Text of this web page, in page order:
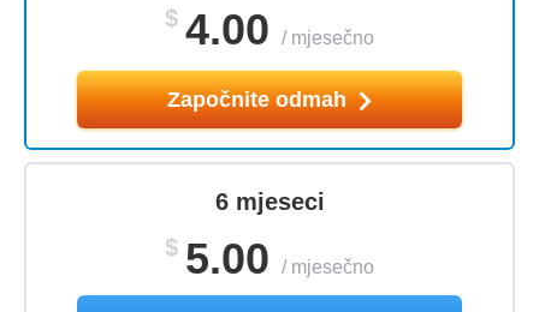
$ 4.00 / mjesečno
Započnite odmah
6 mjeseci
$ 5.00 / mjesečno